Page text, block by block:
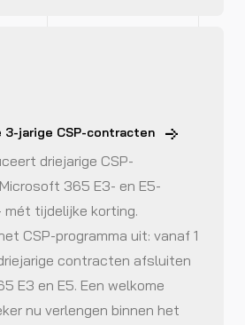
3-jarige CSP-contracten
driejarige CSP-
365 E3- en E5-
mét tijdelijke korting.
CSP-programma uit: vanaf 1
contracten afsluiten
E3 en E5. Een welkome
nu verlengen binnen het